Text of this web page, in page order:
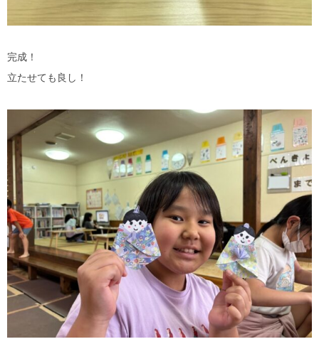
完成！
立たせても良し！